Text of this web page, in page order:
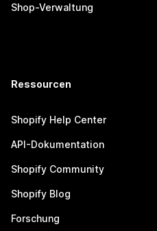
Shop-Verwaltung
Ressourcen
Shopify Help Center
API-Dokumentation
Shopify Community
Shopify Blog
Forschung